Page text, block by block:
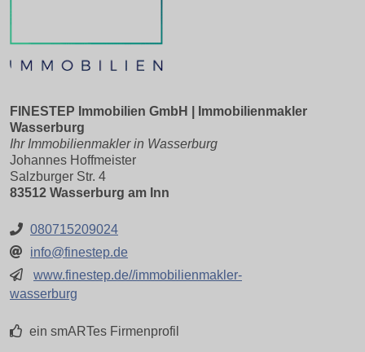
FINESTEP Immobilien GmbH | Immobilienmakler
Wasserburg
Ihr Immobilienmakler in Wasserburg
Johannes Hoffmeister
Salzburger Str. 4
83512 Wasserburg am Inn
080715209024
info@finestep.de
www.finestep.de//immobilienmakler-
wasserburg
ein smARTes Firmenprofil